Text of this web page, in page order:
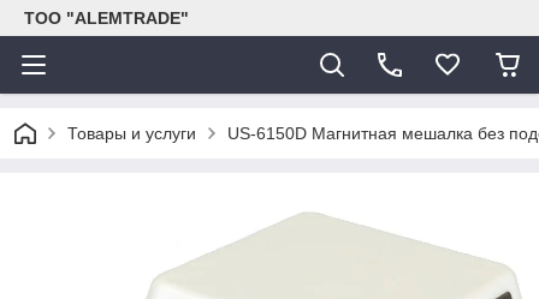
ТОО "ALEMTRADE"
Товары и услуги US-6150D Магнитная мешалка без